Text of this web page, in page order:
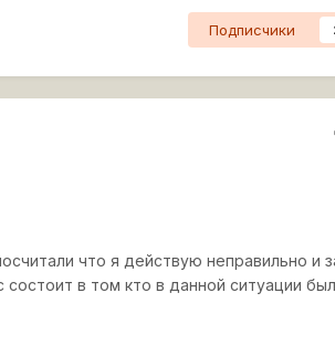
Подписчики
что я действую неправильно и
в том кто в данной ситуации